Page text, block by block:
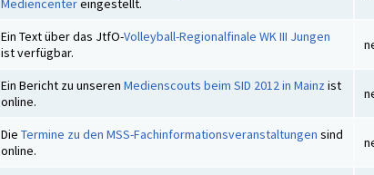
Mediencentereingestellt.
Ein Text über das JtfO-Volleyball-Regionalfinale WK III Jungen
ist verfügbar.
Ein Bericht zu unseren Medienscouts beim SID 2012 in Mainz ist
online.
Die Termine zu den MSS-Fachinformationsveranstaltungen sind
online.